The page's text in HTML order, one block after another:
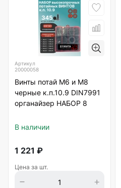
Артикул
20000058
Винты потай М6 и М8
черные к.п.10.9 DIN7991
органайзер НАБОР 8
В наличии
1 221 ₽
Цена за шт.